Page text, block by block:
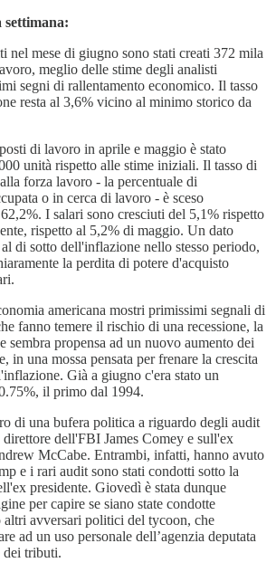
settimana:
nel mese di giugno sono stati creati 372 mila
meglio delle stime degli analisti
segni di rallentamento economico. Il tasso
resta al 3,6% vicino al minimo storico da
di lavoro in aprile e maggio è stato
unità rispetto alle stime iniziali. Il tasso di
forza lavoro - la percentuale di
o in cerca di lavoro - è sceso
I salari sono cresciuti del 5,1% rispetto
rispetto al 5,2% di maggio. Un dato
di sotto dell'inflazione nello stesso periodo,
la perdita di potere d'acquisto
americana mostri primissimi segnali di
fanno temere il rischio di una recessione, la
sembra propensa ad un nuovo aumento dei
in una mossa pensata per frenare la crescita
Già a giugno c'era stato un
il primo dal 1994.
di una bufera politica a riguardo degli audit
dell'FBI James Comey e sull'ex
McCabe. Entrambi, infatti, hanno avuto
e i rari audit sono stati condotti sotto la
presidente. Giovedì è stata dunque
per capire se siano state condotte
altri avversari politici del tycoon, che
ad un uso personale dell’agenzia deputata
dei tributi.